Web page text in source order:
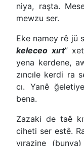
niya, raşta.
mewzu ser.
Eke namey rê jü
keleceo xırt”
yena kerdene,
zıncıle kerdi ra
cı. Yanê
bena.
Zazaki de taê
ciheti ser estê.
vırazine